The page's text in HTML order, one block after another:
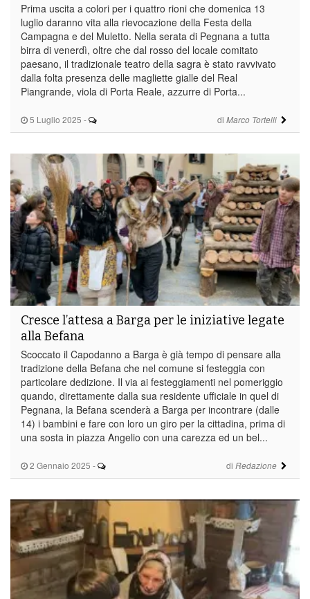
5 Luglio 2025 - di Marco Tortelli
Prima uscita a colori per i quattro rioni che domenica 13
luglio daranno vita alla rievocazione della Festa della
Campagna e del Muletto. Nella serata di Pegnana a tutta
birra di venerdì, oltre che dal rosso del locale comitato
paesano, il tradizionale teatro della sagra è stato ravvivato
dalla folta presenza delle magliette gialle del Real
Piangrande, viola di Porta Reale, azzurre di Porta...
2 Gennaio 2025 - di Redazione
Cresce l’attesa a Barga per le iniziative legate
alla Befana
Scoccato il Capodanno a Barga è già tempo di pensare alla
tradizione della Befana che nel comune si festeggia con
particolare dedizione. Il via ai festeggiamenti nel pomeriggio
quando, direttamente dalla sua residente ufficiale in quel di
Pegnana, la Befana scenderà a Barga per incontrare (dalle
14) i bambini e fare con loro un giro per la cittadina, prima di
una sosta in piazza Angelio con una carezza ed un bel...